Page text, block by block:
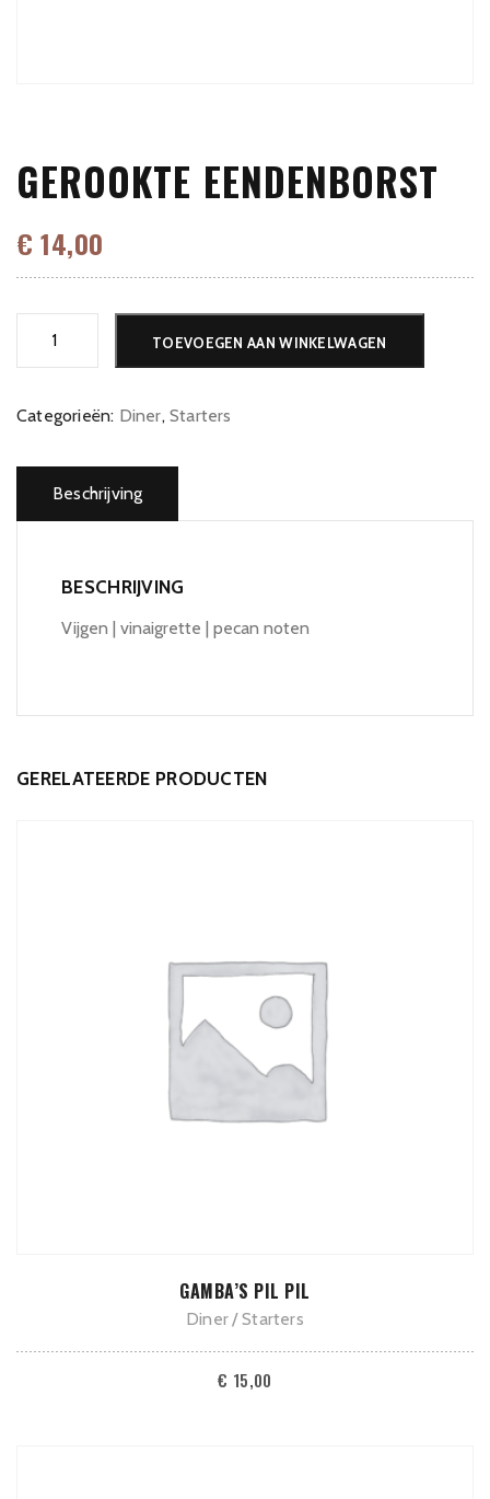
GEROOKTE EENDENBORST
€ 14,00
TOEVOEGEN AAN WINKELWAGEN
Categorieën: Diner,Starters
Beschrijving
BESCHRIJVING
Vijgen | vinaigrette | pecan noten
GERELATEERDE PRODUCTEN
TOEVOEGEN AAN WINKELWAGEN
GAMBA’S PIL PIL
Diner Starters
€ 15,00